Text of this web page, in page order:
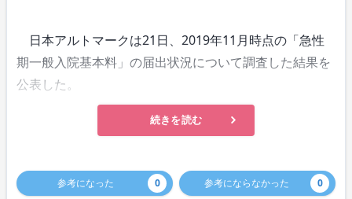
日本アルトマークは21日、2019年11月時点の「急性
期一般入院基本料」の届出状況について調査した結果を
公表した。
続きを読む
参考になった 0 参考にならなかった 0